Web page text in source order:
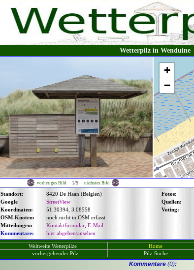
Wetterpilz in Wenduine
+
−
vorheriges Bild 1/5 nächstes Bild
Standort:
8420 De Haan (Belgien)
Google
StreetView
Koordinaten:
51.30394, 3.08558
OSM-Knoten:
noch nicht in OSM erfasst
Mitteilungen:
Kontaktformular E-Mail
Kommentare:
hier abgeben/ansehen
Fotos:
Quellen:
Voting:
Weltweite Wetterpilze Home
...vorhergehender Pilz
Pilz-Suche
Kommentare(0):